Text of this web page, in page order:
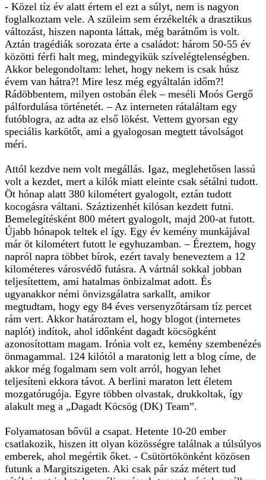
- Közel tíz év alatt értem el ezt a súlyt, nem is nagyon
foglalkoztam vele. A szüleim sem érzékelték a drasztikus
változást, hiszen naponta láttak, még barátnőm is volt.
Aztán tragédiák sorozata érte a családot: három 50-55 év
közötti férfi halt meg, mindegyikük szívelégtelenségben.
Akkor belegondoltam: lehet, hogy nekem is csak húsz
évem van hátra?! Mire lesz még egyáltalán időm?!
Rádöbbentem, milyen ostobán élek – meséli Moós Gergő
pálfordulása történetét. – Az interneten rátaláltam egy
futóblogra, az adta az első lökést. Vettem gyorsan egy
speciális karkötőt, ami a gyalogosan megtett távolságot
méri.
Attól kezdve nem volt megállás. Igaz, meglehetősen lassú
volt a kezdet, mert a kilók miatt eleinte csak sétálni tudott.
Öt hónap alatt 380 kilométert gyalogolt, eztán tudott
kocogásra váltani. Száztizenhét kilósan kezdett futni.
Bemelegítésként 800 métert gyalogolt, majd 200-at futott.
Újabb hónapok teltek el így. Egy év kemény munkájával
már öt kilométert futott le egyhuzamban. – Éreztem, hogy
napról napra többet bírok, ezért tavaly beneveztem a 12
kilométeres városvédő futásra. A vártnál sokkal jobban
teljesítettem, ami hatalmas önbizalmat adott. És
ugyanakkor némi önvizsgálatra sarkallt, amikor
megtudtam, hogy egy 84 éves versenyzőtársam tíz percet
rám vert. Akkor határoztam el, hogy blogot (internetes
naplót) indítok, ahol időnként dagadt köcsögként
azonosítottam magam. Irónia volt ez, kemény szembenézés
önmagammal. 124 kilótól a maratonig lett a blog címe, de
akkor még fogalmam sem volt arról, hogyan lehet
teljesíteni ekkora távot. A berlini maraton lett életem
mozgatórugója. Egyre többen olvastak, drukkoltak, így
alakult meg a „Dagadt Köcsög (DK) Team”.
Folyamatosan bővül a csapat. Hetente 10-20 ember
csatlakozik, hiszen itt olyan közösségre találnak a túlsúlyos
emberek, ahol megértik őket. - Csütörtökönként közösen
futunk a Margitszigeten. Aki csak pár száz métert tud